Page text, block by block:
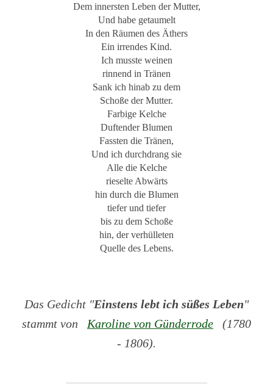
Dem innersten Leben der Mutter,
Und habe getaumelt
In den Räumen des Äthers
Ein irrendes Kind.
Ich musste weinen
rinnend in Tränen
Sank ich hinab zu dem
Schoße der Mutter.
Farbige Kelche
Duftender Blumen
Fassten die Tränen,
Und ich durchdrang sie
Alle die Kelche
rieselte Abwärts
hin durch die Blumen
tiefer und tiefer
bis zu dem Schoße
hin, der verhülleten
Quelle des Lebens.
Das Gedicht "Einstens lebt ich süßes Leben"
stammt von
Karoline von Günderrode (1780
- 1806).